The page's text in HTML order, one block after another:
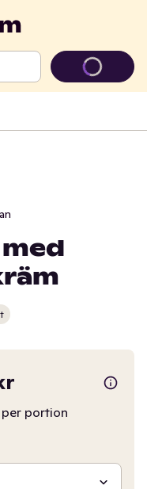
portion